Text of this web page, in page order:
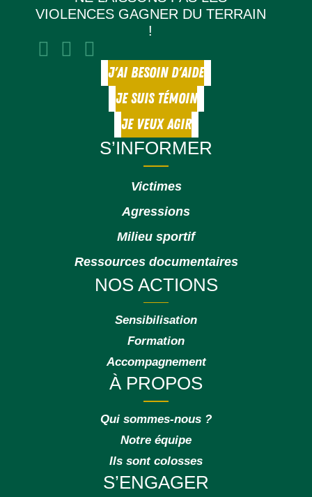
VIOLENCES GAGNER DU TERRAIN
!
J'AI BESOIN D'AIDE
JE SUIS TÉMOIN
JE VEUX AGIR
S’INFORMER
Victimes
Agressions
Milieu sportif
Ressources documentaires
NOS ACTIONS
Sensibilisation
Formation
Accompagnement
À PROPOS
Qui sommes-nous ?
Notre équipe
Ils sont colosses
S’ENGAGER